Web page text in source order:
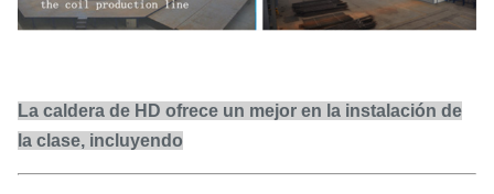
La caldera de HD ofrece un mejor en la instalación de
la clase, incluyendo